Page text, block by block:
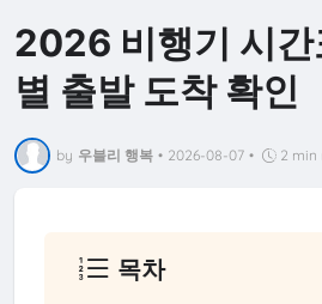
2026 비행기 시간
별 출발 도착 확인
by 우블리 행복 • 2026-08-07 • 2 min
목차